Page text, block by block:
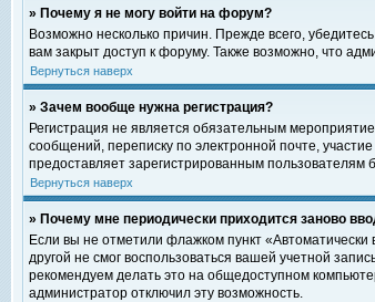
» Почему я не могу войти на форум?
Возможно несколько причин. Прежде всего,
вам закрыт доступ к форуму. Также возможно, что
Вернуться наверх
» Зачем вообще нужна регистрация?
Регистрация не является обязательным
сообщений, переписку по электронной почте,
предоставляет зарегистрированным
Вернуться наверх
» Почему мне периодически приходится заново
Если вы не отметили флажком пункт
другой не смог воспользоваться вашей учетной
рекомендуем делать это на общедоступном
администратор отключил эту возможность.